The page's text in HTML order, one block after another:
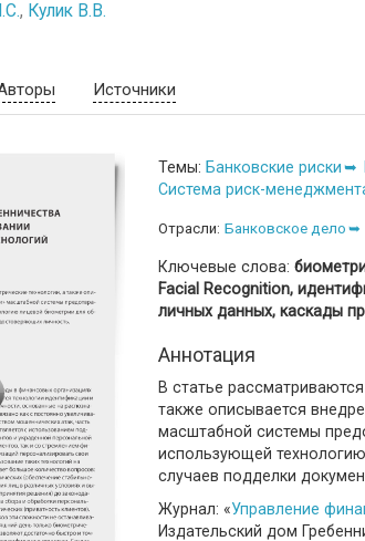
, Кулик В.В.
Источники
Темы: Банковские риски
Система риск-
Отрасли: Банковское дело
Ключевые слова:
Facial Recognition,
личных данных, каскады
Аннотация
В статье
также описывается
масштабной системы
использующей
случаев подделки
Журнал: «Управление
Издательский дом